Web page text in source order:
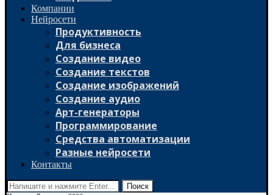
Компании
Нейросети
Продуктивность
Для бизнеса
Создание видео
Создание текстов
Создание изображений
Создание аудио
Арт-генераторы
Программирование
Средства автоматизации
Разные нейросети
Контакты
Поиск